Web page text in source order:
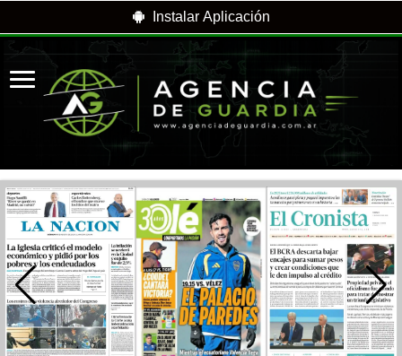
Instalar Aplicación